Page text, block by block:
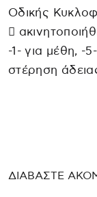
Οδικής

-1- για μέθη, -
στέρηση
ΔΙΑΒΑΣΤΕ